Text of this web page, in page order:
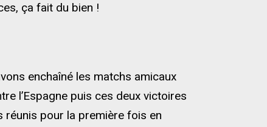
ça fait du bien !
enchaîné les matchs amicaux
l’Espagne puis ces deux victoires
réunis pour la première fois en